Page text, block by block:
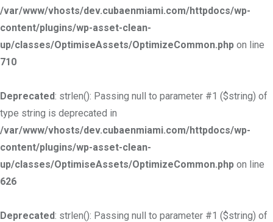
/var/www/vhosts/dev.cubaenmiami.com/httpdocs/wp-
content/plugins/wp-asset-clean-
up/classes/OptimiseAssets/OptimizeCommon.php on line
710
Deprecated: strlen(): Passing null to parameter #1 ($string) of
type string is deprecated in
/var/www/vhosts/dev.cubaenmiami.com/httpdocs/wp-
content/plugins/wp-asset-clean-
up/classes/OptimiseAssets/OptimizeCommon.php on line
626
Deprecated: strlen(): Passing null to parameter #1 ($string) of